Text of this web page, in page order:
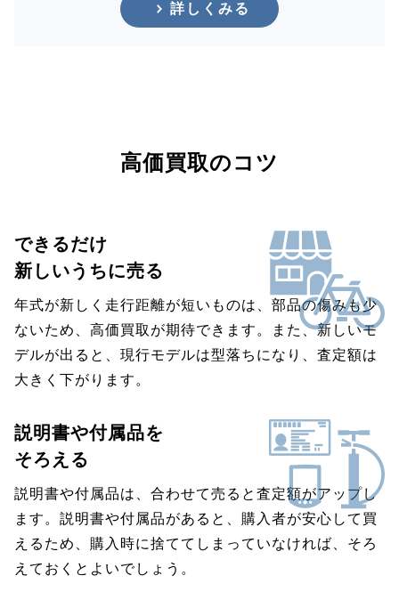
詳しくみる
高価買取のコツ
できるだけ
新しいうちに売る
年式が新しく走行距離が短いものは、部品の傷みも少
ないため、高価買取が期待できます。また、新しいモ
デルが出ると、現行モデルは型落ちになり、査定額は
大きく下がります。
説明書や付属品を
そろえる
説明書や付属品は、合わせて売ると査定額がアップし
ます。説明書や付属品があると、購入者が安心して買
えるため、購入時に捨ててしまっていなければ、そろ
えておくとよいでしょう。